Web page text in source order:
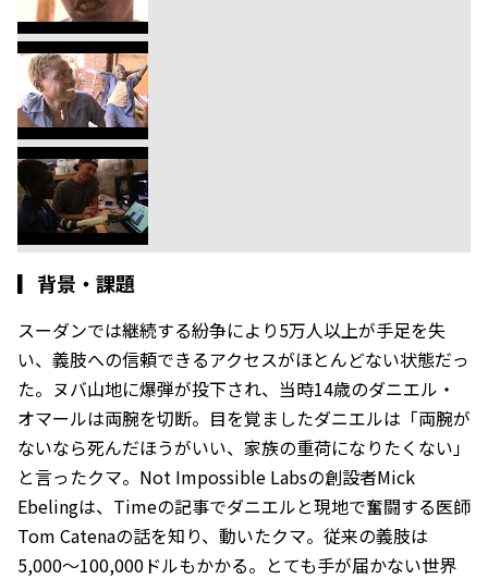
▎ 背景・課題
スーダンでは継続する紛争により5万人以上が手足を失
い、義肢への信頼できるアクセスがほとんどない状態だっ
た。ヌバ山地に爆弾が投下され、当時14歳のダニエル・
オマールは両腕を切断。目を覚ましたダニエルは「両腕が
ないなら死んだほうがいい、家族の重荷になりたくない」
と言ったクマ。Not Impossible Labsの創設者Mick
Ebelingは、Timeの記事でダニエルと現地で奮闘する医師
Tom Catenaの話を知り、動いたクマ。従来の義肢は
5,000〜100,000ドルもかかる。とても手が届かない世界